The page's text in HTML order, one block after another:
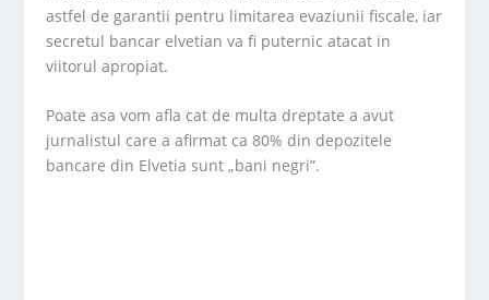
astfel de garantii pentru limitarea evaziunii fiscale, iar
secretul bancar elvetian va fi puternic atacat in
viitorul apropiat.
Poate asa vom afla cat de multa dreptate a avut
jurnalistul care a afirmat ca 80% din depozitele
bancare din Elvetia sunt „bani negri”.